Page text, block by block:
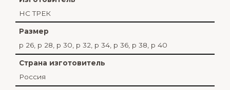
НС ТРЕК
Размер
р 26, р 28, р 30, р 32, р 34, р 36, р 38, р 40
Страна изготовитель
Россия